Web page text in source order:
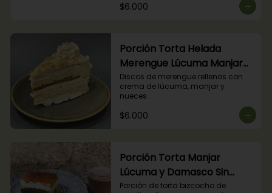
$6.000
Porción Torta Helada
Merengue Lúcuma Manjar
Nuez
Discos de merengue rellenos con
crema de lúcuma, manjar y
nueces.
$6.000
Porción Torta Manjar
Lúcuma y Damasco Sin
Azúcar
Porción de torta bizcocho de